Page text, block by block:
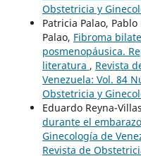
Obstetricia y
Patricia Palao,
Palao, Fibroma
posmenopáusica.
literatura , Revista
Venezuela: Vol. 84
Obstetricia y
Eduardo Reyna-
durante el embarazo
Ginecología de
Revista de